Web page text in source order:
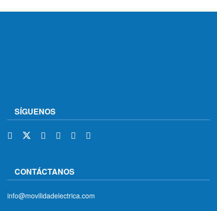
SÍGUENOS
CONTÁCTANOS
info@movilidadelectrica.com